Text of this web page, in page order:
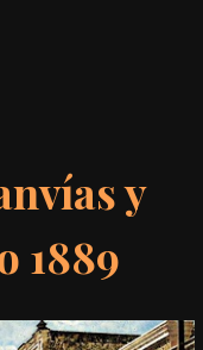
y
1889